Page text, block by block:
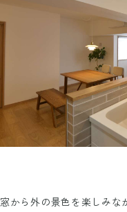
窓から外の景色を楽しみな